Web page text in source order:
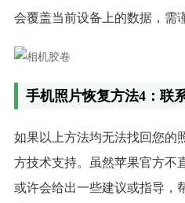
会覆盖当前设备上的数据，需
手机照片恢复方法4：联
如果以上方法均无法找回您的
方技术支持。虽然苹果官方不
或许会给出一些建议或指导，